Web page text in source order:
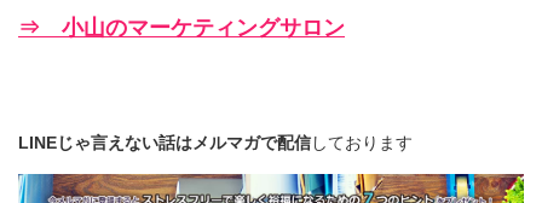
⇒ 小山のマーケティングサロン
LINEじゃ言えない話はメルマガで配信しております